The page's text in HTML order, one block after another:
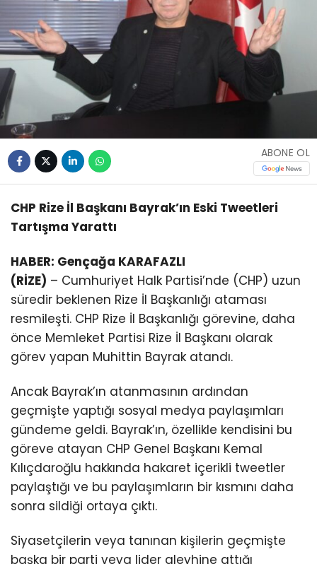
ABONE OL
CHP Rize İl Başkanı Bayrak’ın Eski Tweetleri
Tartışma Yarattı
HABER: Gençağa KARAFAZLI
(RİZE) – Cumhuriyet Halk Partisi’nde (CHP) uzun
süredir beklenen Rize İl Başkanlığı ataması
resmileşti. CHP Rize İl Başkanlığı görevine, daha
önce Memleket Partisi Rize İl Başkanı olarak
görev yapan Muhittin Bayrak atandı.
Ancak Bayrak’ın atanmasının ardından
geçmişte yaptığı sosyal medya paylaşımları
gündeme geldi. Bayrak’ın, özellikle kendisini bu
göreve atayan CHP Genel Başkanı Kemal
Kılıçdaroğlu hakkında hakaret içerikli tweetler
paylaştığı ve bu paylaşımların bir kısmını daha
sonra sildiği ortaya çıktı.
Siyasetçilerin veya tanınan kişilerin geçmişte
başka bir parti veya lider aleyhine attığı